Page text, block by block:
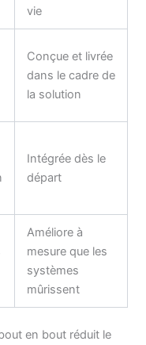
vie
Conçue et livrée
dans le cadre de
la solution
Intégrée dès le
départ
Améliore à
mesure que les
systèmes
mûrissent
en bout réduit le